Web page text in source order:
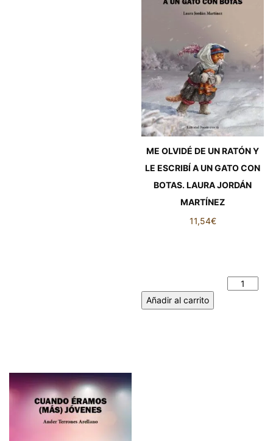
ME OLVIDÉ DE UN RATÓN Y
LE ESCRIBÍ A UN GATO CON
BOTAS. LAURA JORDÁN
MARTÍNEZ
11,54€
Añadir al carrito